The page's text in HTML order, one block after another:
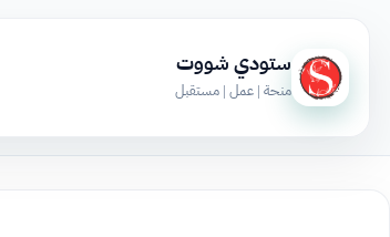
ستودي شووت
منحة | عمل | مستقبل